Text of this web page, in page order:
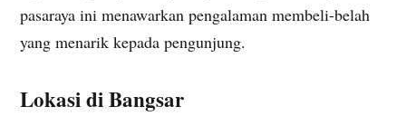
pasaraya ini menawarkan pengalaman membeli-belah
yang menarik kepada pengunjung.
Lokasi di Bangsar